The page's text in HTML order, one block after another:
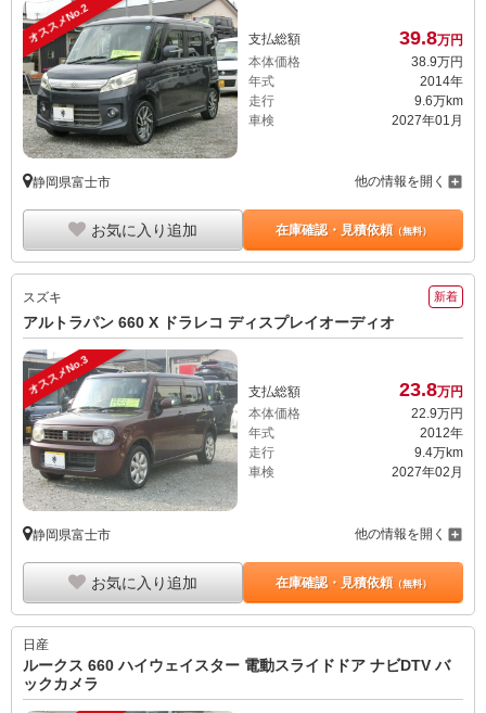
オススメNo.2 支払総額 39.8万円
本体価格
38. 9万円
年式
2014年
走行
9.6万km
車検
2027年01月
静岡県富士市 他の情報を開く
お気に入り追加 在庫確認・見積依頼（無料）
スズキ 新着
アルトラパン 660 X ドラレコ ディスプレイオーディオ
オススメNo.3 支払総額 23.8万円
本体価格
22.9万円
年式
2012年
走行
9.4万km
車検
2027年02月
静岡県富士市 他の情報を開く
お気に入り追加 在庫確認・見積依頼（無料）
日産
ルークス 660 ハイウェイスター 電動スライドドア ナビDTV バ
ックカメラ